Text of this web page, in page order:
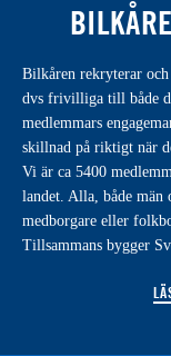
Bilkåren rekryterar
dvs frivilliga till både
medlemmars
skillnad på riktigt när
Vi är ca 5400
landet. Alla, både män
medborgare eller
Tillsammans bygger